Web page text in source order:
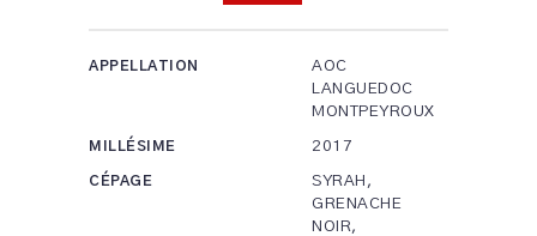
APPELLATION
AOC
LANGUEDOC
MONTPEYROUX
MILLÉSIME 2017
CÉPAGE
SYRAH,
GRENACHE
NOIR,